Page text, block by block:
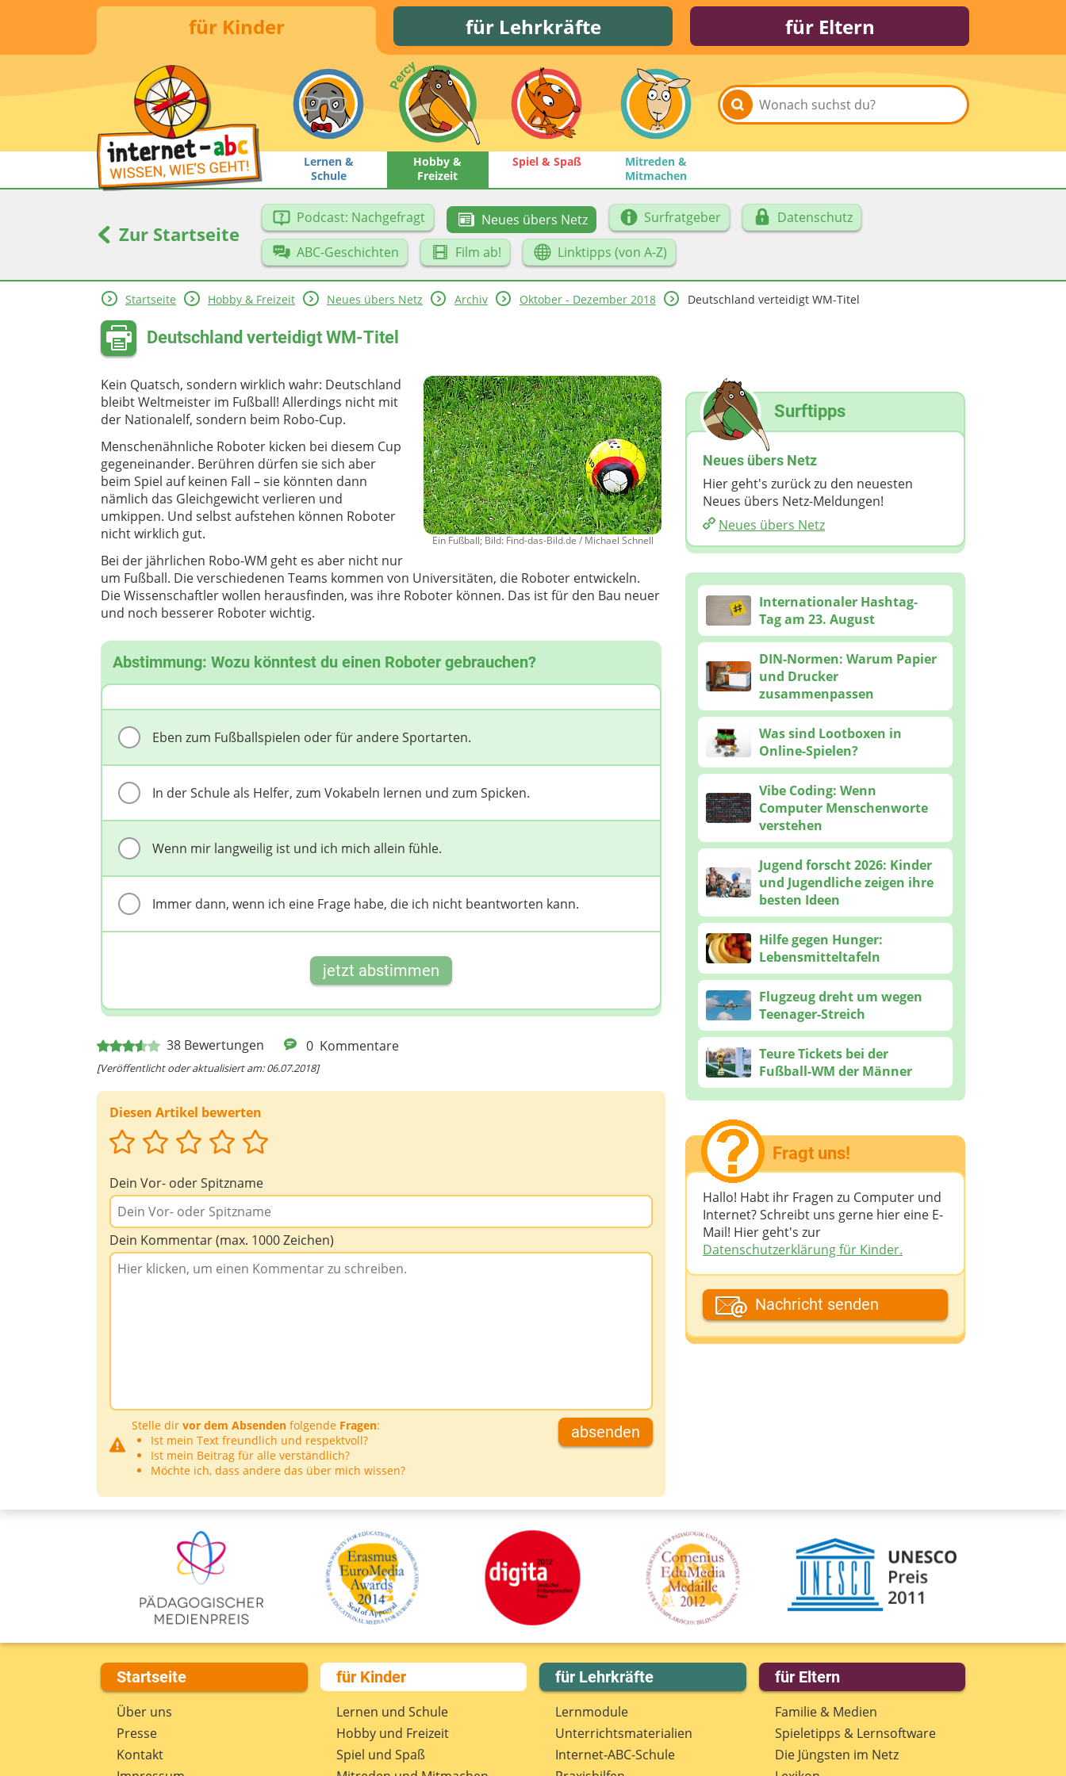
für Kinder für Lehrkräfte für Eltern
Lernen &
Schule
Hobby &
Freizeit
Spiel & Spaß
Mitreden &
Mitmachen
Zur Startseite
Podcast: Nachgefragt Neues übers Netz Surfratgeber
Datenschutz
ABC-Geschichten
Film ab! Linktipps (von A-Z)
Startseite Hobby & Freizeit Neues übers Netz Archiv Oktober - Dezember 2018 Deutschland verteidigt WM-Titel
Deutschland verteidigt WM-Titel
Ein Fußball; Bild: Find-das-Bild.de / Michael Schnell
Kein Quatsch, sondern wirklich wahr: Deutschland
bleibt Weltmeister im Fußball! Allerdings nicht mit
der Nationalelf, sondern beim Robo-Cup.
Menschenähnliche Roboter kicken bei diesem Cup
gegeneinander. Berühren dürfen sie sich aber
beim Spiel auf keinen Fall – sie könnten dann
nämlich das Gleichgewicht verlieren und
umkippen. Und selbst aufstehen können Roboter
nicht wirklich gut.
Bei der jährlichen Robo-WM geht es aber nicht nur
um Fußball. Die verschiedenen Teams kommen von Universitäten, die Roboter entwickeln.
Die Wissenschaftler wollen herausfinden, was ihre Roboter können. Das ist für den Bau neuer
und noch besserer Roboter wichtig.
Abstimmung: Wozu könntest du einen Roboter gebrauchen?
Eben zum Fußballspielen oder für andere Sportarten.
In der Schule als Helfer, zum Vokabeln lernen und zum Spicken.
Wenn mir langweilig ist und ich mich allein fühle.
Immer dann, wenn ich eine Frage habe, die ich nicht beantworten kann.
jetzt abstimmen
38 Bewertungen 0 Kommentare
[Veröffentlicht oder aktualisiert am: 06.07.2018]
Diesen Artikel bewerten
Dein Vor- oder Spitzname
Dein Kommentar (max. 1000 Zeichen)
Stelle dir vor dem Absenden folgende Fragen:
Ist mein Text freundlich und respektvoll?
Ist mein Beitrag für alle verständlich?
Möchte ich, dass andere das über mich wissen?
absenden
Surftipps
Neues übers Netz
Hier geht's zurück zu den neuesten
Neues übers Netz-Meldungen!
Neues übers Netz
Internationaler Hashtag-
Tag am 23. August
DIN-Normen: Warum Papier
und Drucker
zusammenpassen
Was sind Lootboxen in
Online-Spielen?
Vibe Coding: Wenn
Computer Menschenworte
verstehen
Jugend forscht 2026: Kinder
und Jugendliche zeigen ihre
besten Ideen
Hilfe gegen Hunger:
Lebensmitteltafeln
Flugzeug dreht um wegen
Teenager-Streich
Teure Tickets bei der
Fußball-WM der Männer
Fragt uns!
Hallo! Habt ihr Fragen zu Computer und
Internet? Schreibt uns gerne hier eine E-
Mail! Hier geht's zur
Datenschutzerklärung für Kinder.
Dein Fantasiename
Nachricht senden
Startseite
Über uns
Presse
Kontakt
für Kinder
Lernen und Schule
Hobby und Freizeit
Spiel und Spaß
für Lehrkräfte
Lernmodule
Unterrichts­materialien
Internet-ABC-Schule
für Eltern
Familie & Medien
Spieletipps & Lernsoftware
Die Jüngsten im Netz